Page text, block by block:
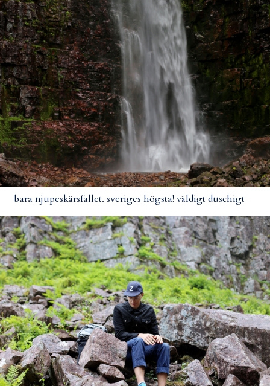
bara njupeskärsfallet. sveriges högsta! väldigt duschigt